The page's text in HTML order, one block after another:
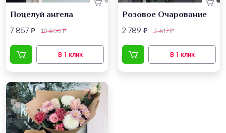
Поцелуй ангела
7 857 ₽ 10 506₽
Розовое Очарование
2 789 ₽ 3 617₽